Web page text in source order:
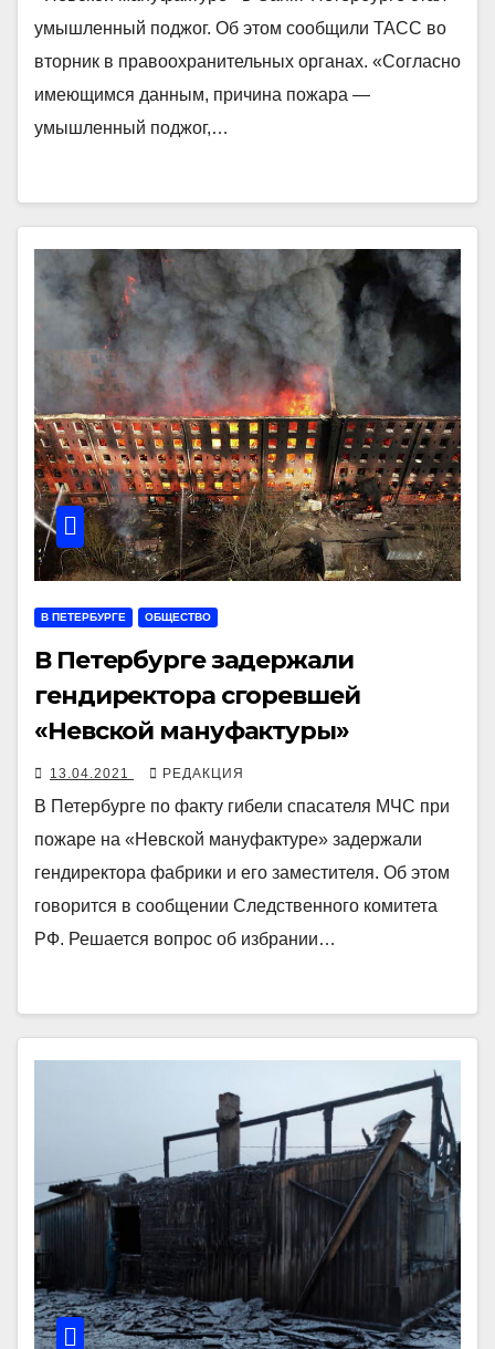
умышленный поджог. Об этом сообщили ТАСС во
вторник в правоохранительных органах. «Согласно
имеющимся данным, причина пожара —
умышленный поджог,…
В ПЕТЕРБУРГЕ ОБЩЕСТВО
В Петербурге задержали
гендиректора сгоревшей
«Невской мануфактуры»
13.04.2021 РЕДАКЦИЯ
В Петербурге по факту гибели спасателя МЧС при
пожаре на «Невской мануфактуре» задержали
гендиректора фабрики и его заместителя. Об этом
говорится в сообщении Следственного комитета
РФ. Решается вопрос об избрании…